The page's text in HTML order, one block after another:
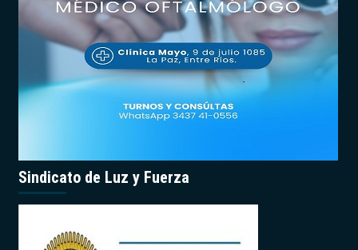
Sindicato de Luz y Fuerza